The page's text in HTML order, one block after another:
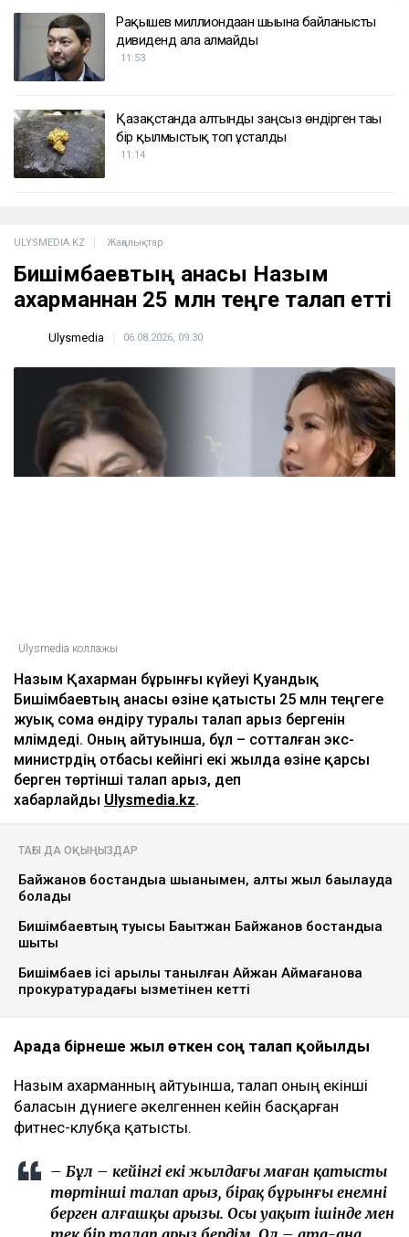
Рақышев миллиондаған шығынға байланысты
дивиденд ала алмайды
11:53
Қазақстанда алтынды заңсыз өндірген тағы
бір қылмыстық топ ұсталды
11:14
ULYSMEDIA.KZ Жаңалықтар
Бишімбаевтың анасы Назым
Қахарманнан 25 млн теңге талап етті
Ulysmedia 06.08.2026, 09:30
Ulysmedia коллажы
Назым Қахарман бұрынғы күйеуі Қуандық
Бишімбаевтың анасы өзіне қатысты 25 млн теңгеге
жуық сома өндіру туралы талап арыз бергенін
мәлімдеді. Оның айтуынша, бұл – сотталған экс-
министрдің отбасы кейінгі екі жылда өзіне қарсы
берген төртінші талап арыз, деп
хабарлайды Ulysmedia.kz.
ТАҒЫ ДА ОҚЫҢЫЗДАР
Байжанов бостандыққа шыққанымен, алты жыл бақылауда
болады
Бишімбаевтың туысы Бақытжан Байжанов бостандыққа
шықты
Бишімбаев ісі арқылы танылған Айжан Аймағанова
прокуратурадағы қызметінен кетті
Арада бірнеше жыл өткен соң талап қойылды
Назым Қахарманның айтуынша, талап оның екінші
баласын дүниеге әкелгеннен кейін басқарған
фитнес-клубқа қатысты.
– Бұл – кейінгі екі жылдағы маған қатысты
төртінші талап арыз, бірақ бұрынғы енемнің
берген алғашқы арызы. Осы уақыт ішінде мен